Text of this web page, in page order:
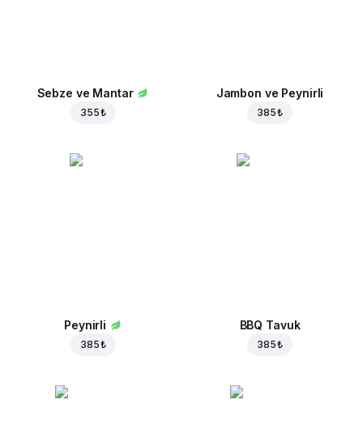
Sebze ve Mantar
355 ₺
Jambon ve Peynirli
385 ₺
Peynirli
385 ₺
BBQ Tavuk
385 ₺